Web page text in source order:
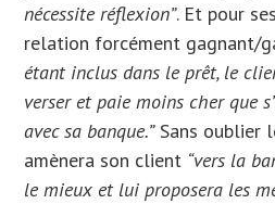
nécessite réflexion”. Et pour
relation forcément gagnant/
étant inclus dans le prêt, le
verser et paie moins cher que
avec sa banque.”Sans oublier
amènera son client “vers la
le mieux et lui proposera les